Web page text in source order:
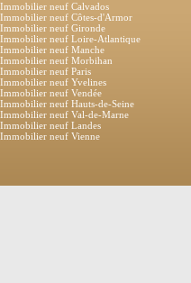
Immobilier neuf Calvados
Immobilier neuf Côtes-d'Armor
Immobilier neuf Gironde
Immobilier neuf Loire-Atlantique
Immobilier neuf Manche
Immobilier neuf Morbihan
Immobilier neuf Paris
Immobilier neuf Yvelines
Immobilier neuf Vendée
Immobilier neuf Hauts-de-Seine
Immobilier neuf Val-de-Marne
Immobilier neuf Landes
Immobilier neuf Vienne